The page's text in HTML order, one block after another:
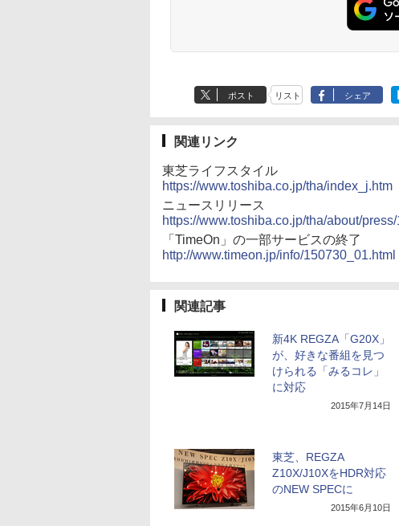
ポスト リスト シェア
関連リンク
東芝ライフスタイル
https://www.toshiba.co.jp/tha/index_j.htm
ニュースリリース
https://www.toshiba.co.jp/tha/about/
「TimeOn」の一部サービスの終了
http://www.timeon.jp/info/150730_01.html
関連記事
新4K REGZA「G20X」
が、好きな番組を見つ
けられる「みるコレ」
に対応
2015年7月14日
東芝、REGZA
Z10X/J10XをHDR対応
のNEW SPECに
2015年6月10日